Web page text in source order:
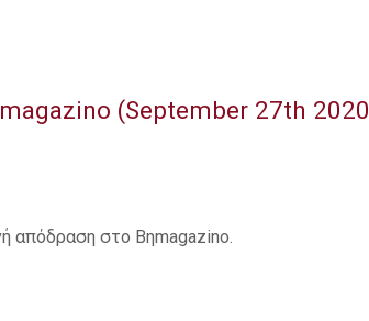
(September 27th 2020
απόδραση στο Βηmagazino.